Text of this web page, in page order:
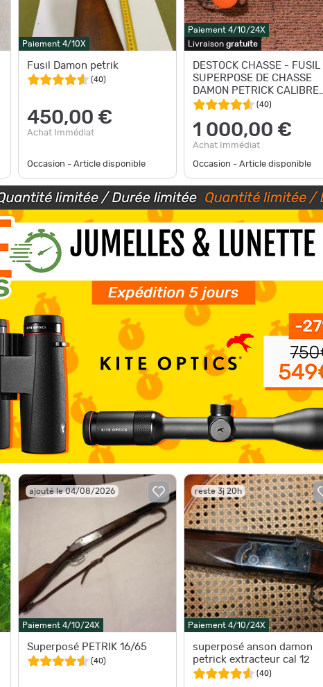
Paiement 4/10X
Fusil Damon petrik
(40)
450,00 €
Achat Immédiat
Occasion - Article disponible
Paiement 4/10/24X
Livraison gratuite
DESTOCK CHASSE - FUSIL
SUPERPOSE DE CHASSE
DAMON PETRICK CALIBRE
12/70
(40)
1 000,00 €
Achat Immédiat
Occasion - Article disponible
ajouté le 04/08/2026
Paiement 4/10/24X
Superposé PETRIK 16/65
(40)
reste 3j 20h
Paiement 4/10/24X
superposé anson damon
petrick extracteur cal 12
(40)